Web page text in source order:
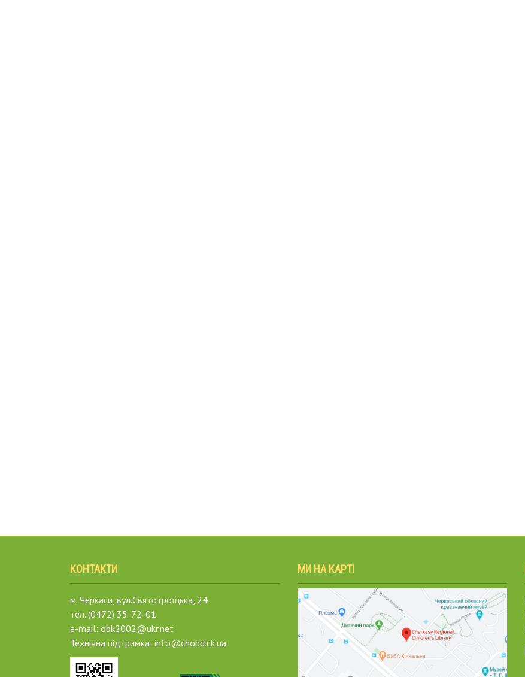
КОНТАКТИ
м. Черкаси, вул.Святотроїцька, 24
тел. (0472) 35-72-01
e-mail: obk2002@ukr.net
Технічна підтримка: info@chobd.ck.ua
МИ НА КАРТІ